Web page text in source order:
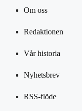
Om oss
Redaktionen
Vår historia
Nyhetsbrev
RSS-flöde